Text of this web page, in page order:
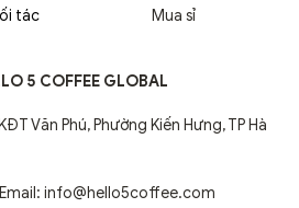
tác
Mua sỉ
5 COFFEE GLOBAL
Văn Phú, Phường Kiến Hưng, TP Hà
info@hello5coffee.com